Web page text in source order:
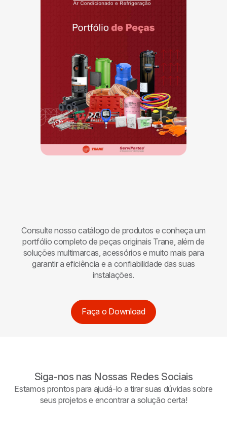
Consulte nosso catálogo de produtos e conheça um
portfólio completo de peças originais Trane , além de
soluções multimarcas, acessórios e muito mais para
garantir a eficiência e a confiabilidade das suas
instalações.
Faça o Download
Siga-nos nas Nossas Redes Sociais
Estamos prontos para ajudá-lo a tirar suas dúvidas sobre
seus projetos e encontrar a solução certa!